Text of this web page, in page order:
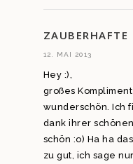
ZAUBERHAFTE
12. MAI 2013
Hey :),
großes
wunderschön. Ich
dank ihrer
schön :o) Ha ha
zu gut, ich sage